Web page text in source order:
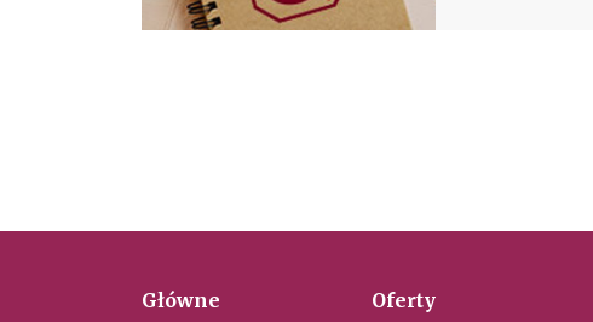
Główne Oferty